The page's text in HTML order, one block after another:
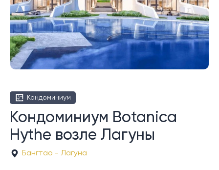
Кондоминиум
Кондоминиум Botanica
Hythe возле Лагуны
Бангтао - Лагуна